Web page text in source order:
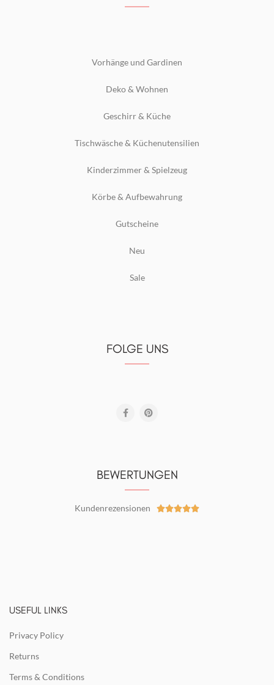
Vorhänge und Gardinen
Deko & Wohnen
Geschirr & Küche
Tischwäsche & Küchenutensilien
Kinderzimmer & Spielzeug
Körbe & Aufbewahrung
Gutscheine
Neu
Sale
FOLGE UNS
BEWERTUNGEN
Kundenrezensionen 
USEFUL LINKS
Privacy Policy
Returns
Terms & Conditions